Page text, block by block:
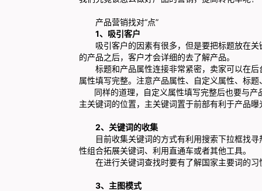
产品营销找对“点”
1、吸引客户
吸引客户的因素有很多，但是要把标题放在关
的产品之后，客户才会详细的去了解产品。
标题和产品属性连接非常紧密，卖家可以在后
属性填写完整。注意产品属性、自定义属性、标
同样的道理，自定义属性填写完整后也要与产
主关键词的位置，主关键词置于前部有利于产品
2、关键词的收集
目前收集关键词的方式有利用搜索下拉框找寻
性组合拓展关键词、利用直通车或者其他工具。
在进行关键词查找时要有了解国家主要词的习
3、主图模式